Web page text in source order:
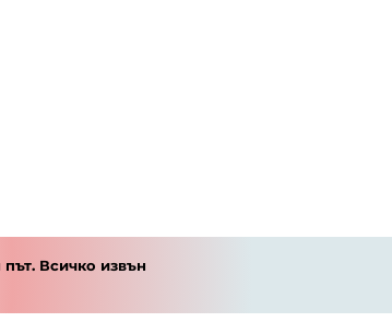
Всичко извън